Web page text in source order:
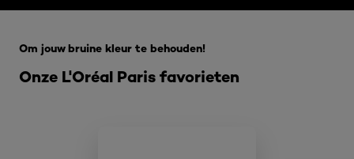
Onze L'Oréal Paris favorieten
Om jouw bruine kleur te behouden!